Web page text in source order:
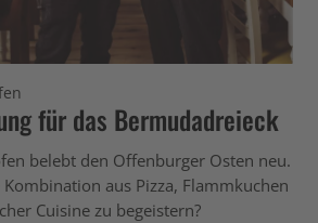
für das Bermudadreieck
belebt den Offenburger Osten neu.
aus Pizza, Flammkuchen
Cuisine zu begeistern?